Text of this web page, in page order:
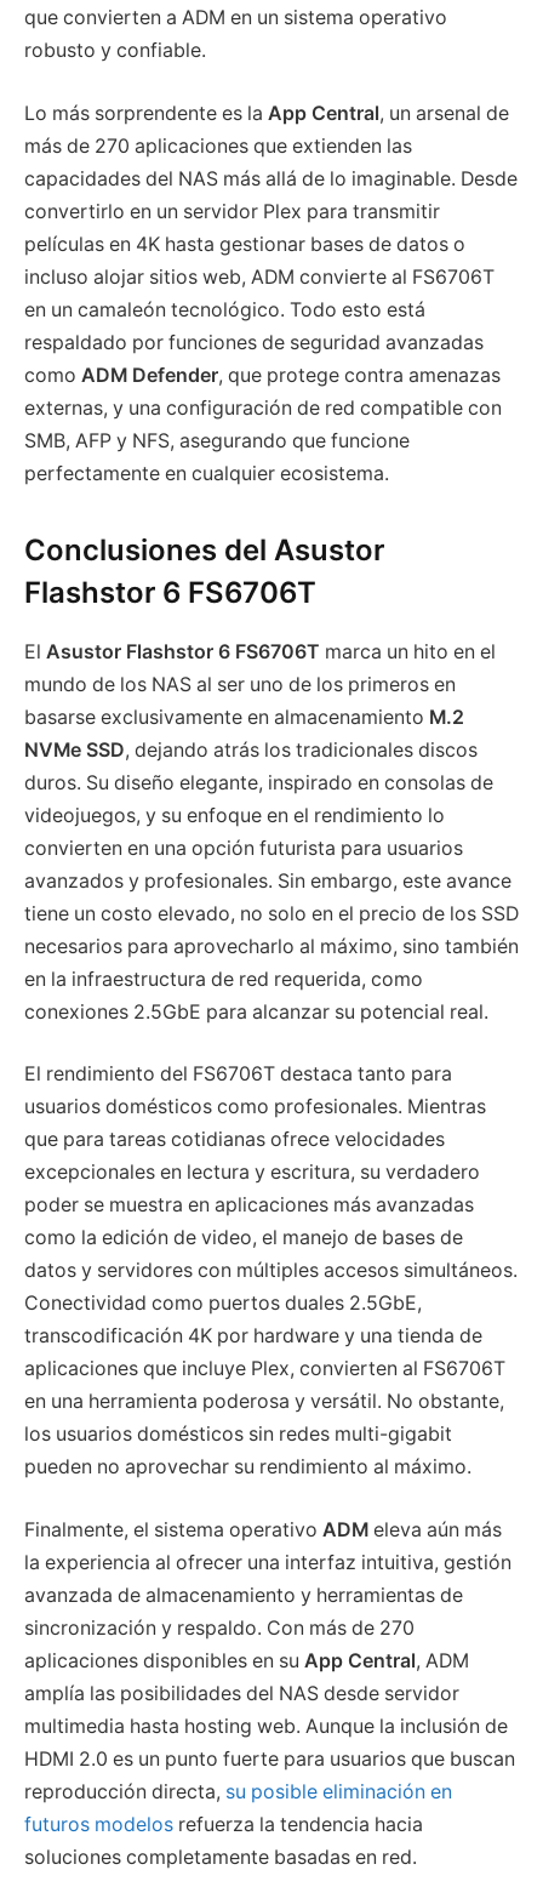
que convierten a ADM en un sistema operativo
robusto y confiable.
Lo más sorprendente es la App Central, un arsenal de
más de 270 aplicaciones que extienden las
capacidades del NAS más allá de lo imaginable. Desde
convertirlo en un servidor Plex para transmitir
películas en 4K hasta gestionar bases de datos o
incluso alojar sitios web, ADM convierte al FS6706T
en un camaleón tecnológico. Todo esto está
respaldado por funciones de seguridad avanzadas
como ADM Defender, que protege contra amenazas
externas, y una configuración de red compatible con
SMB, AFP y NFS, asegurando que funcione
perfectamente en cualquier ecosistema.
Conclusiones del Asustor
Flashstor 6 FS6706T
El Asustor Flashstor 6 FS6706T marca un hito en el
mundo de los NAS al ser uno de los primeros en
basarse exclusivamente en almacenamiento M.2
NVMe SSD, dejando atrás los tradicionales discos
duros. Su diseño elegante, inspirado en consolas de
videojuegos, y su enfoque en el rendimiento lo
convierten en una opción futurista para usuarios
avanzados y profesionales. Sin embargo, este avance
tiene un costo elevado, no solo en el precio de los SSD
necesarios para aprovecharlo al máximo, sino también
en la infraestructura de red requerida, como
conexiones 2.5GbE para alcanzar su potencial real.
El rendimiento del FS6706T destaca tanto para
usuarios domésticos como profesionales. Mientras
que para tareas cotidianas ofrece velocidades
excepcionales en lectura y escritura, su verdadero
poder se muestra en aplicaciones más avanzadas
como la edición de video, el manejo de bases de
datos y servidores con múltiples accesos simultáneos.
Conectividad como puertos duales 2.5GbE,
transcodificación 4K por hardware y una tienda de
aplicaciones que incluye Plex, convierten al FS6706T
en una herramienta poderosa y versátil. No obstante,
los usuarios domésticos sin redes multi-gigabit
pueden no aprovechar su rendimiento al máximo.
Finalmente, el sistema operativo ADM eleva aún más
la experiencia al ofrecer una interfaz intuitiva, gestión
avanzada de almacenamiento y herramientas de
sincronización y respaldo. Con más de 270
aplicaciones disponibles en su App Central, ADM
amplía las posibilidades del NAS desde servidor
multimedia hasta hosting web. Aunque la inclusión de
HDMI 2.0 es un punto fuerte para usuarios que buscan
reproducción directa, su posible eliminación en
futuros modelos refuerza la tendencia hacia
soluciones completamente basadas en red.